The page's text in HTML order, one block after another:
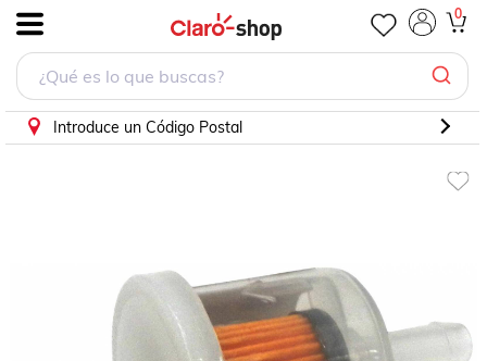
0
Introduce un Código Postal
Filtro Gasolina Para Dodge W150S 1990 - 1993 (Interfil)